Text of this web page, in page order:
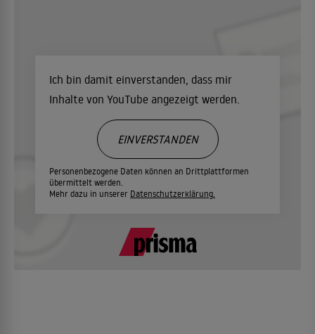
Ich bin damit einverstanden, dass mir
Inhalte von YouTube angezeigt werden.
Personenbezogene Daten können an Drittplattformen
übermittelt werden.
Mehr dazu in unserer Datenschutzerklärung.
EINVERSTANDEN